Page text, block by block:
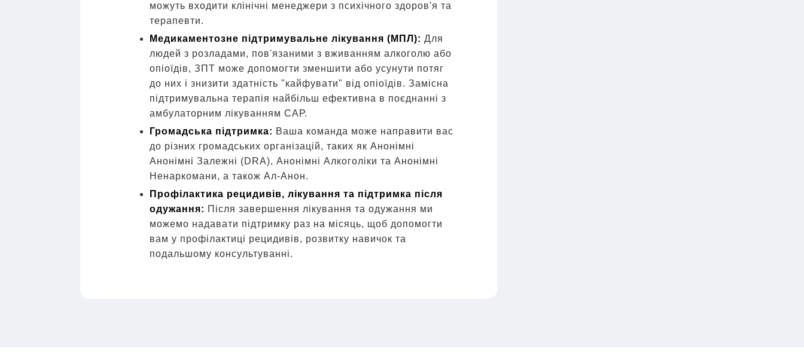
можуть входити клінічні менеджери з психічного здоров'я та
терапевти.
Медикаментозне підтримувальне лікування (МПЛ):Для
людей з розладами, пов'язаними з вживанням алкоголю або
опіоїдів, ЗПТ може допомогти зменшити або усунути потяг
до них і знизити здатність "кайфувати" від опіоїдів. Замісна
підтримувальна терапія найбільш ефективна в поєднанні з
амбулаторним лікуванням САР.
Громадська підтримка: Ваша команда може направити вас
до різних громадських організацій, таких як Анонімні
Анонімні Залежні (DRA), Анонімні Алкоголіки та Анонімні
Ненаркомани, а також Ал-Анон.
Профілактика рецидивів, лікування та підтримка після
одужання: Після завершення лікування та одужання ми
можемо надавати підтримку раз на місяць, щоб допомогти
вам у профілактиці рецидивів, розвитку навичок та
подальшому консультуванні.